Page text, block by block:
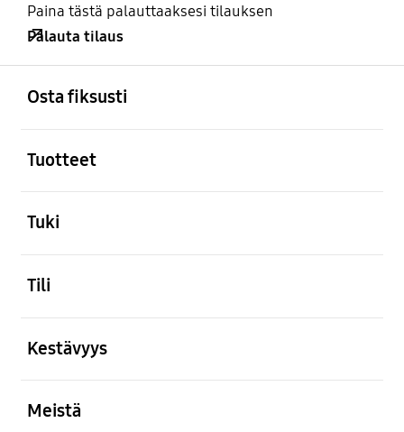
Paina tästä palauttaaksesi tilauksen
Palauta tilaus
Osta fiksusti
Tuotteet
Tuki
Tili
Kestävyys
Meistä